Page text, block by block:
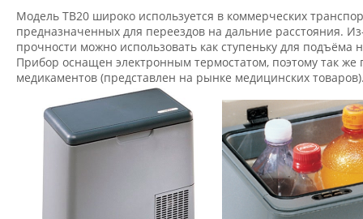
Модель ТВ20 широко используется в коммерческих
предназначенных для переездов на дальние расстояния.
прочности можно использовать как ступеньку для подъёма
Прибор оснащен электронным термостатом, поэтому так же
медикаментов (представлен на рынке медицинских